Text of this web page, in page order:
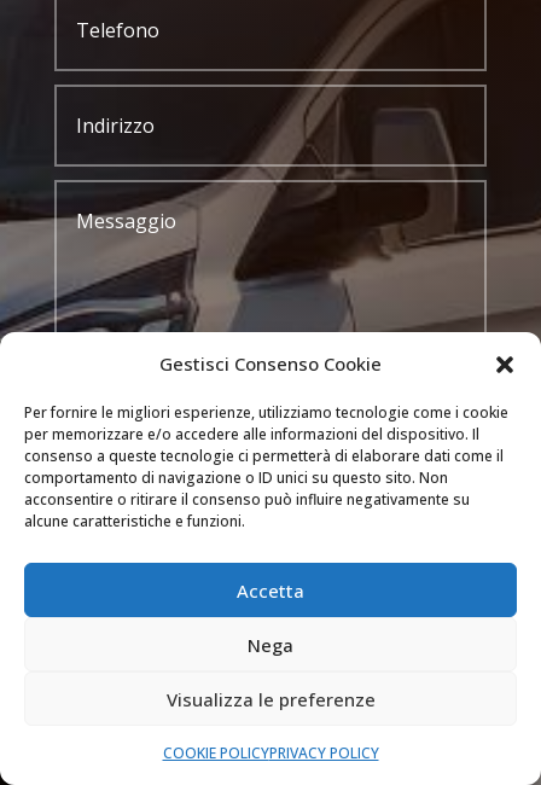
Gestisci Consenso Cookie
Per fornire le migliori esperienze, utilizziamo tecnologie come i cookie
per memorizzare e/o accedere alle informazioni del dispositivo. Il
consenso a queste tecnologie ci permetterà di elaborare dati come il
comportamento di navigazione o ID unici su questo sito. Non
acconsentire o ritirare il consenso può influire negativamente su
alcune caratteristiche e funzioni.
Accetta
Nega
Visualizza le preferenze
COOKIE POLICYPRIVACY POLICY
 DOVE OPERIAMO
Siamo attivi a Milano, Como, Bergamo (e nei
 SEMPRE APERTI
Il nostro servizio di assistenza è attivo 24 ore
su 24 tutti i giorni dell’anno.
PREVENTIVI GRATUITI